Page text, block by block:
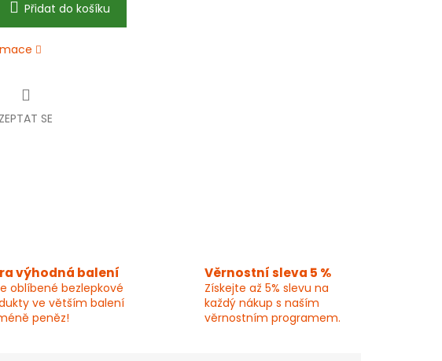
Přidat do košíku
ZEPTAT SE
výhodná balení
oblíbené bezlepkové
ve větším balení
peněz!
Věrnostní sleva 5 %
Získejte až 5% slevu na
každý nákup s naším
věrnostním programem.